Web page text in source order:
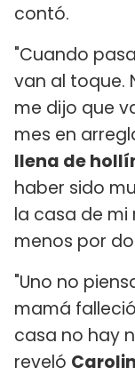
contó.
"Cuando
van al toque.
me dijo que
mes en
llena de
haber sido
la casa de
menos por
"Uno no
mamá
casa no hay
reveló